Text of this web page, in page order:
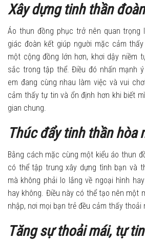
Xây dựng tinh thần
Áo thun đồng phục trở nên quan trọng
giác đoàn kết giúp người mặc cảm
một cộng đồng lớn hơn, khơi dậy niềm
sắc trong tập thể. Điều đó nhấn mạnh
em đang cùng nhau làm việc và vui
cảm thấy tự tin và ổn định hơn khi biết
gian chung.
Thúc đẩy tinh thần hòa
Bằng cách mặc cùng một kiểu áo thun
có thể tập trung xây dựng tình bạn và
mà không phải lo lắng về ngoại hình
hay không. Điều này có thể tạo nên một
nhập, nơi mọi bạn trẻ đều cảm thấy thoải
Tăng sự thoải mái, tự tin